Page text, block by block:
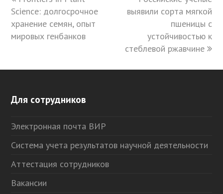
post:
Science: долгосрочное
хранение семян, опыт
мировых генбанков
post:
выявили сорта мягкой
пшеницы с
устойчивостью к
стеблевой ржавчине
Для сотрудников
Электронная почта ВИР
Система учета результатов научной деятельности
Аттестация сотрудников
Вакансии